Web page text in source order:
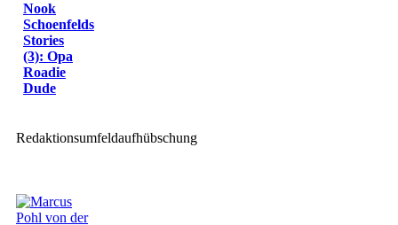
Nook
Schoenfelds
Stories
(3): Opa
Roadie
Dude
Redaktionsumfeldaufhübschung